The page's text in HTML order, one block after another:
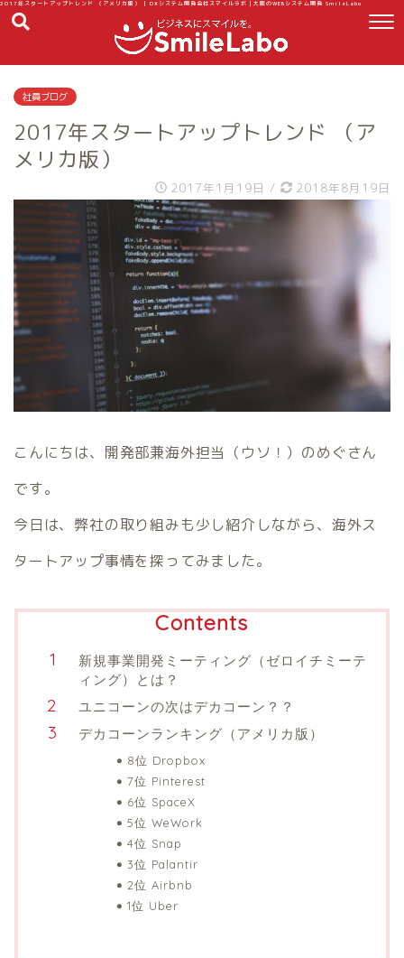
2017年スタートアップトレンド （アメリカ版） | DXシステム開発会社スマイルラボ｜大阪のWEBシステム開発 SmileLabo
社員ブログ
2017年スタートアップトレンド （ア
メリカ版）
2017年1月19日 / 2018年8月19日
こんにちは、開発部兼海外担当（ウソ！）のめぐさん
です。
今日は、弊社の取り組みも少し紹介しながら、海外ス
タートアップ事情を探ってみました。
Contents
新規事業開発ミーティング（ゼロイチミーテ
ィング）とは？
ユニコーンの次はデカコーン？？
デカコーンランキング（アメリカ版）
8位 Dropbox
7位 Pinterest
6位 SpaceX
5位 WeWork
4位 Snap
3位 Palantir
2位 Airbnb
1位 Uber